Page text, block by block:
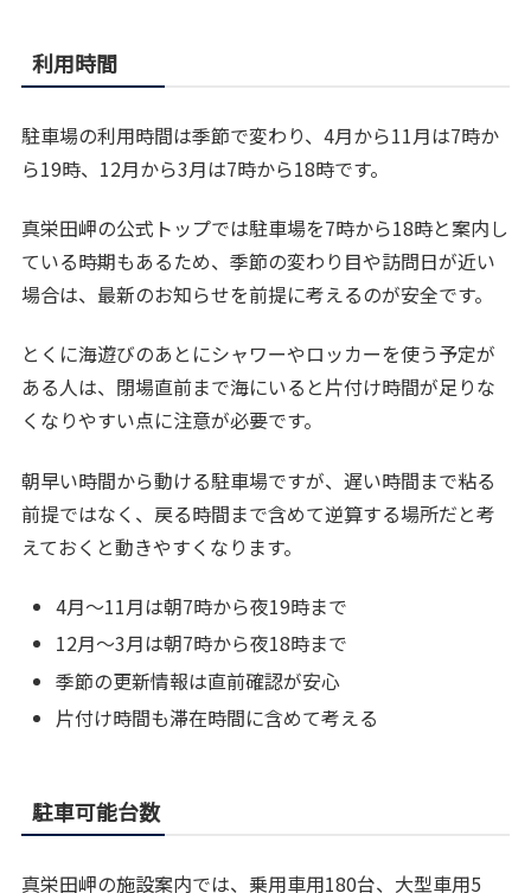
利用時間
駐車場の利用時間は季節で変わり、4月から11月は7時か
ら19時、12月から3月は7時から18時です。
真栄田岬の公式トップでは駐車場を7時から18時と案内し
ている時期もあるため、季節の変わり目や訪問日が近い
場合は、最新のお知らせを前提に考えるのが安全です。
とくに海遊びのあとにシャワーやロッカーを使う予定が
ある人は、閉場直前まで海にいると片付け時間が足りな
くなりやすい点に注意が必要です。
朝早い時間から動ける駐車場ですが、遅い時間まで粘る
前提ではなく、戻る時間まで含めて逆算する場所だと考
えておくと動きやすくなります。
4月〜11月は朝7時から夜19時まで
12月〜3月は朝7時から夜18時まで
季節の更新情報は直前確認が安心
片付け時間も滞在時間に含めて考える
駐車可能台数
真栄田岬の施設案内では、乗用車用180台、大型車用5